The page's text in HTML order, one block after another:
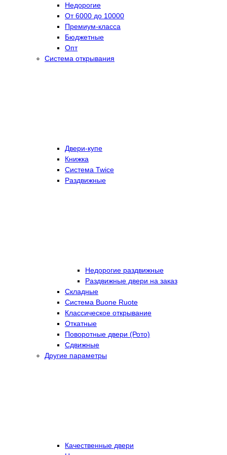
Недорогие
От 6000 до 10000
Премиум-класса
Бюджетные
Опт
Система открывания
Двери-купе
Книжка
Система Twice
Раздвижные
Недорогие раздвижные
Раздвижные двери на заказ
Складные
Cистема Buone Ruote
Классическое открывание
Откатные
Поворотные двери (Рото)
Сдвижные
Другие параметры
Качественные двери